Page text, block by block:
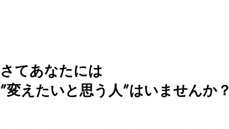
さてあなたには
”変えたいと思う人”はいませんか？